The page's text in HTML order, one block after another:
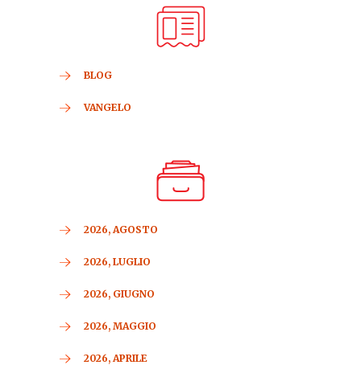
BLOG
VANGELO
2026, AGOSTO
2026, LUGLIO
2026, GIUGNO
2026, MAGGIO
2026, APRILE